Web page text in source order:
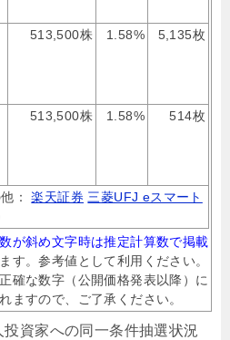
513,500株 1.58% 5,135枚
513,500株 1.58% 514枚
他：楽天証券 三菱UFJ eスマート
が斜め文字時は推定計算数で掲載
す。参考値として利用ください。
確な数字（公開価格発表以降）に
ますので、ご了承ください。
資家への同一条件抽選状況